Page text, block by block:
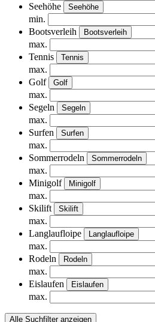
Seehöhe
Seehöhe
min.
Bootsverleih
Bootsverleih
max.
Tennis
Tennis
max.
Golf
Golf
max.
Segeln
Segeln
max.
Surfen
Surfen
max.
Sommerrodeln
Sommerrodeln
max.
Minigolf
Minigolf
max.
Skilift
Skilift
max.
Langlaufloipe
Langlaufloipe
max.
Rodeln
Rodeln
max.
Eislaufen
Eislaufen
max.
Alle Suchfilter anzeigen